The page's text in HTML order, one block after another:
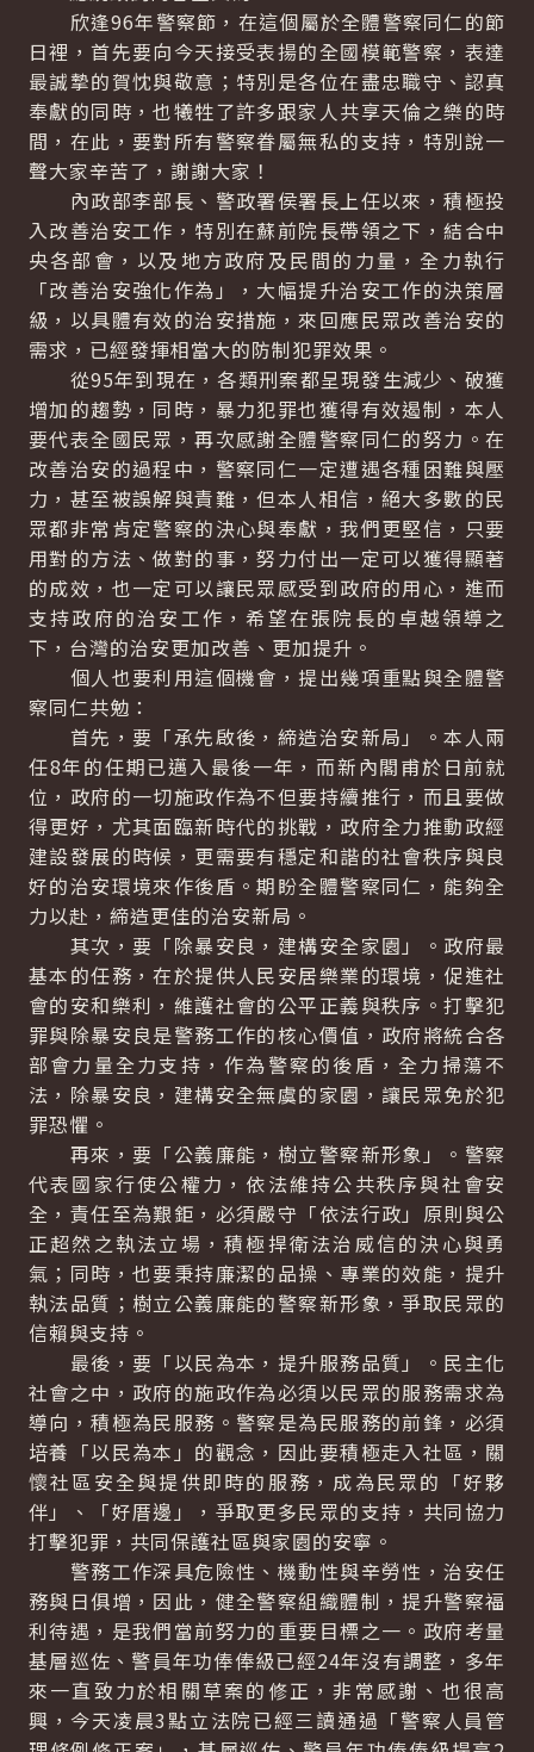
欣逢96年警察節，在這個屬於全體警察同仁的節
日裡，首先要向今天接受表揚的全國模範警察，表達
最誠摯的賀忱與敬意；特別是各位在盡忠職守、認真
奉獻的同時，也犧牲了許多跟家人共享天倫之樂的時
間，在此，要對所有警察眷屬無私的支持，特別說一
聲大家辛苦了，謝謝大家！
內政部李部長、警政署侯署長上任以來，積極投
入改善治安工作，特別在蘇前院長帶領之下，結合中
央各部會，以及地方政府及民間的力量，全力執行
「改善治安強化作為」，大幅提升治安工作的決策層
級，以具體有效的治安措施，來回應民眾改善治安的
需求，已經發揮相當大的防制犯罪效果。
從95年到現在，各類刑案都呈現發生減少、破獲
增加的趨勢，同時，暴力犯罪也獲得有效遏制，本人
要代表全國民眾，再次感謝全體警察同仁的努力。在
改善治安的過程中，警察同仁一定遭遇各種困難與壓
力，甚至被誤解與責難，但本人相信，絕大多數的民
眾都非常肯定警察的決心與奉獻，我們更堅信，只要
用對的方法、做對的事，努力付出一定可以獲得顯著
的成效，也一定可以讓民眾感受到政府的用心，進而
支持政府的治安工作，希望在張院長的卓越領導之
下，台灣的治安更加改善、更加提升。
個人也要利用這個機會，提出幾項重點與全體警
察同仁共勉：
首先，要「承先啟後，締造治安新局」。本人兩
任8年的任期已邁入最後一年，而新內閣甫於日前就
位，政府的一切施政作為不但要持續推行，而且要做
得更好，尤其面臨新時代的挑戰，政府全力推動政經
建設發展的時候，更需要有穩定和諧的社會秩序與良
好的治安環境來作後盾。期盼全體警察同仁，能夠全
力以赴，締造更佳的治安新局。
其次，要「除暴安良，建構安全家園」。政府最
基本的任務，在於提供人民安居樂業的環境，促進社
會的安和樂利，維護社會的公平正義與秩序。打擊犯
罪與除暴安良是警務工作的核心價值，政府將統合各
部會力量全力支持，作為警察的後盾，全力掃蕩不
法，除暴安良，建構安全無虞的家園，讓民眾免於犯
罪恐懼。
再來，要「公義廉能，樹立警察新形象」。警察
代表國家行使公權力，依法維持公共秩序與社會安
全，責任至為艱鉅，必須嚴守「依法行政」原則與公
正超然之執法立場，積極捍衛法治威信的決心與勇
氣；同時，也要秉持廉潔的品操、專業的效能，提升
執法品質；樹立公義廉能的警察新形象，爭取民眾的
信賴與支持。
最後，要「以民為本，提升服務品質」。民主化
社會之中，政府的施政作為必須以民眾的服務需求為
導向，積極為民服務。警察是為民服務的前鋒，必須
培養「以民為本」的觀念，因此要積極走入社區，關
懷社區安全與提供即時的服務，成為民眾的「好夥
伴」、「好厝邊」，爭取更多民眾的支持，共同協力
打擊犯罪，共同保護社區與家園的安寧。
警務工作深具危險性、機動性與辛勞性，治安任
務與日俱增，因此，健全警察組織體制，提升警察福
利待遇，是我們當前努力的重要目標之一。政府考量
基層巡佐、警員年功俸俸級已經24年沒有調整，多年
來一直致力於相關草案的修正，非常感謝、也很高
興，今天凌晨3點立法院已經三讀通過「警察人員管